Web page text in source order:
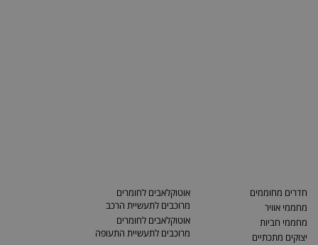
חדרים מחוממים
מחממי אוויר
מחממי חביות
יצוקים מתכתיים
אוטוקלאבים לחומרים
מרוכבים לתעשיית הרכב
אוטוקלאבים לחומרים
מרוכבים לתעשיית התעופה